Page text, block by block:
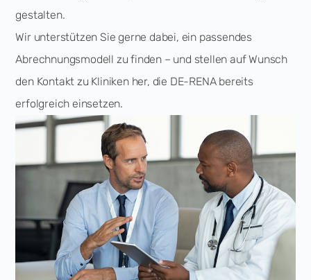
gestalten.
Wir unterstützen Sie gerne dabei, ein passendes
Abrechnungsmodell zu finden – und stellen auf Wunsch
den Kontakt zu Kliniken her, die DE-RENA bereits
erfolgreich einsetzen.